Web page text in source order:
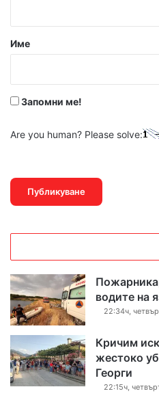
р
Име
Запомни ме!
Are you human? Please solve:
водите на
22:34ч,
Кричим
жестоко
Георги
22:15ч,